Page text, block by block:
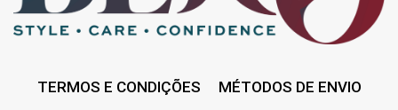
TERMOS E CONDIÇÕES
MÉTODOS DE ENVIO